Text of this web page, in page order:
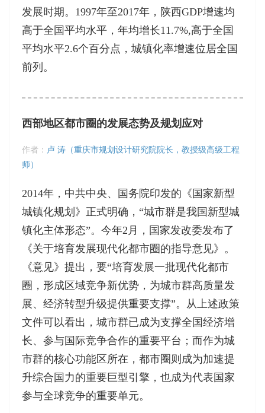
发展时期。1997年至2017年，陕西GDP增速均
高于全国平均水平，年均增长11.7%,高于全国
平均水平2.6个百分点，城镇化率增速位居全国
前列。
西部地区都市圈的发展态势及规划应对
作者： 卢 涛（重庆市规划设计研究院院长，教授级高级工程
师）
2014年，中共中央、国务院印发的《国家新型
城镇化规划》正式明确，“城市群是我国新型城
镇化主体形态”。今年2月，国家发改委发布了
《关于培育发展现代化都市圈的指导意见》。
《意见》提出，要“培育发展一批现代化都市
圈，形成区域竞争新优势，为城市群高质量发
展、经济转型升级提供重要支撑”。从上述政策
文件可以看出，城市群已成为支撑全国经济增
长、参与国际竞争合作的重要平台；而作为城
市群的核心功能区所在，都市圈则成为加速提
升综合国力的重要巨型引擎，也成为代表国家
参与全球竞争的重要单元。